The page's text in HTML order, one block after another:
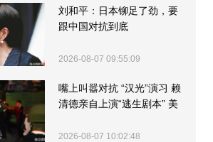
刘和平：日本铆足了劲，要
跟中国对抗到底
2026-08-07 09:55:09
嘴上叫嚣对抗 “汉光”演习 赖
清德亲自上演“逃生剧本” 美
2026-08-07 10:02:48